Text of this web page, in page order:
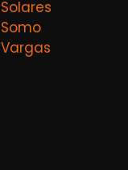
Solares
Somo
Vargas